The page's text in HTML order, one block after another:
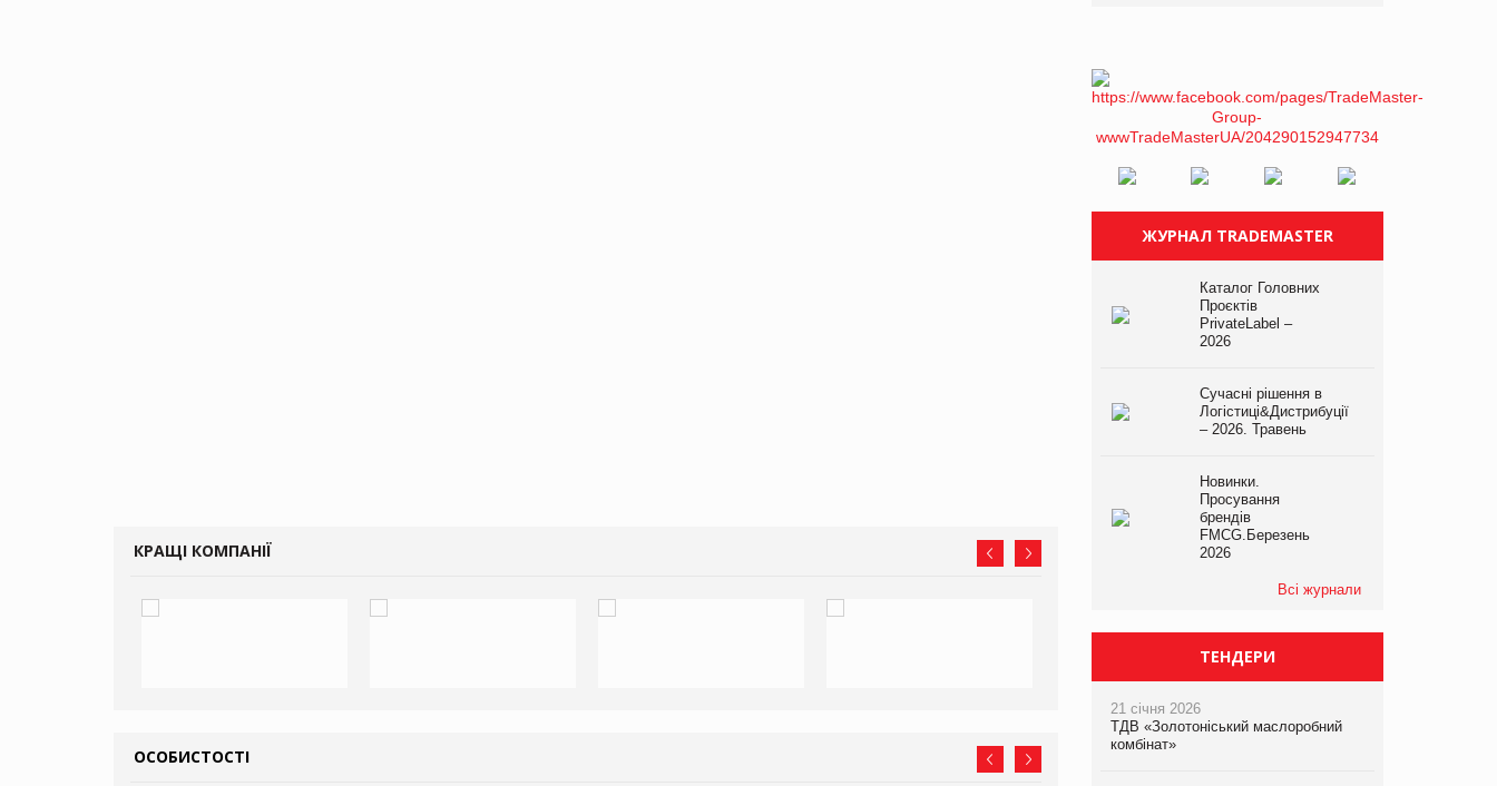
КРАЩІ КОМПАНІЇ
ОСОБИСТОСТІ
ЖУРНАЛ TRADEMASTER
Каталог Головних
Проєктів
PrivateLabel –
2026
Сучасні рішення в
Логістиці&Дистрибуції
– 2026. Травень
Новинки.
Просування
брендів
FMCG.Березень
2026
Всі журнали
ТЕНДЕРИ
21 січня 2026
ТДВ «Золотоніський маслоробний
комбінат»